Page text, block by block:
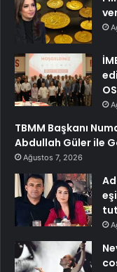
TBMM Başkanı
Abdullah Güler ile
Ağustos 7, 2026